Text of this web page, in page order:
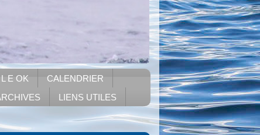
E OK
CALENDRIER
LIENS UTILES